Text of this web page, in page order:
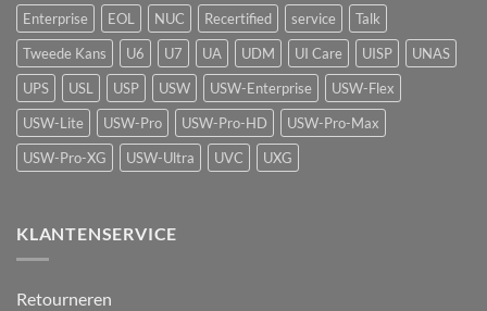
voor
UniFi
Protect
Enterprise
EOL NUC Recertified service
Talk
Tweede Kans
U6 U7 UA UDM UI Care UISP
UNAS
UPS
USL USP USW USW-Enterprise
USW-Flex
USW-Lite
USW-Pro USW-Pro-HD
USW-Pro-Max
USW-Pro-XG
USW-Ultra UVC UXG
KLANTENSERVICE
Retourneren